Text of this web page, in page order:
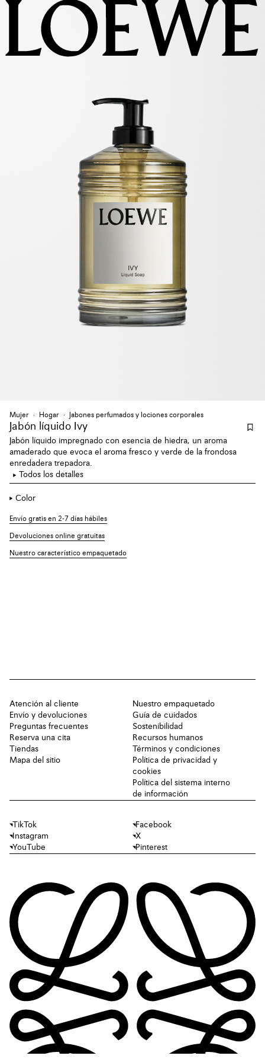
Mujer Hogar Jabones perfumados y lociones corporales
Jabón líquido Ivy
Jabón líquido impregnado con esencia de hiedra, un aroma
amaderado que evoca el aroma fresco y verde de la frondosa
enredadera trepadora.
Todos los detalles
Color
Envío gratis en 2-7 días hábiles
Devoluciones online gratuitas
Nuestro característico empaquetado
Atención al cliente
Envío y devoluciones
Preguntas frecuentes
Reserva una cita
Tiendas
Mapa del sitio
Nuestro empaquetado
Guía de cuidados
Sostenibilidad
Recursos humanos
Términos y condiciones
Política de privacidad y
cookies
Política del sistema interno
de información
TikTok
Facebook
Instagram
X
YouTube
Pinterest